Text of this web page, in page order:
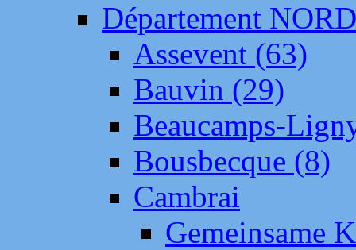
Département NORD
Assevent (63)
Bauvin (29)
Beaucamps-
Bousbecque (8)
Cambrai
Gemeinsame